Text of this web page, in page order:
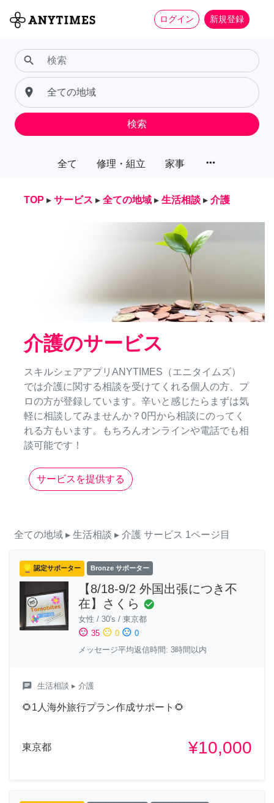
ログイン 新規登録
全て 修理・組立 家事 more_horiz
search
place
検索
TOP ▸ サービス ▸ 全ての地域 ▸ 生活相談 ▸ 介護
介護のサービス
スキルシェアアプリANYTIMES（エニタイムズ）
では介護に関する相談を受けてくれる個人の方、プ
ロの方が登録しています。辛いと感じたらまずは気
軽に相談してみませんか？0円から相談にのってく
れる方もいます。もちろんオンラインや電話でも相
談可能です！
サービスを提供する
全ての地域 ▸ 生活相談 ▸ 介護 サービス 1ページ目
認定サポーター Bronze サポーター
【8/18-9/2 外国出張につき不
在】さくら check_circle
女性 / 30's / 東京都
sentiment_satisfied 35 sentiment_neutral 0 sentiment_dissatisfied 0
メッセージ平均返信時間: 3時間以内
chat 生活相談 ▸ 介護
🌻1人海外旅行プラン作成サポート🌻
東京都 ¥10,000